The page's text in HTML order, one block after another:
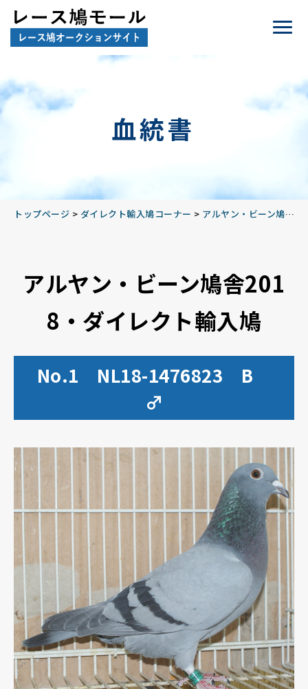
血統書
トップページ > ダイレクト輸入鳩コーナー > アルヤン・ビーン鳩舎2018
アルヤン・ビーン鳩舎201
8・ダイレクト輸入鳩
No.1 NL18-1476823 B
♂